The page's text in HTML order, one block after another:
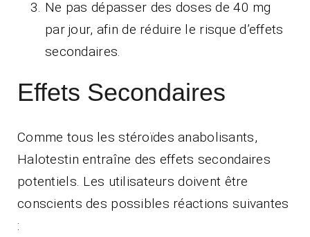
Ne pas dépasser des doses de 40 mg
par jour, afin de réduire le risque d’effets
secondaires.
Effets Secondaires
Comme tous les stéroïdes anabolisants,
Halotestin entraîne des effets secondaires
potentiels. Les utilisateurs doivent être
conscients des possibles réactions suivantes
: